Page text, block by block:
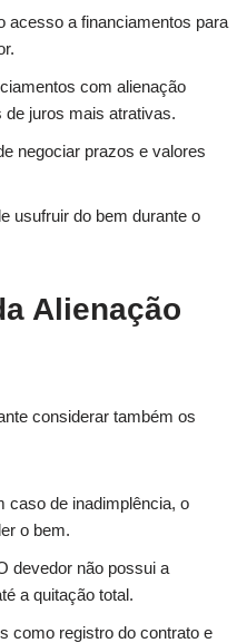
acesso a financiamentos para
com alienação
juros mais atrativas.
negociar prazos e valores
usufruir do bem durante o
Alienação
considerar também os
caso de inadimplência, o
o bem.
devedor não possui a
a quitação total.
como registro do contrato e